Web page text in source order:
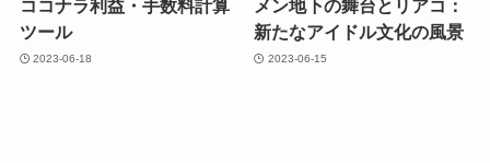
ココナラ利益・手数料計算
ツール
2023-06-18
メン地下の舞台とリアコ：
新たなアイドル文化の風景
2023-06-15